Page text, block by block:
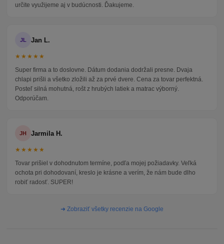
určite využijeme aj v budúcnosti. Ďakujeme.
JL Jan L.
★★★★★
Super firma a to doslovne. Dátum dodania dodržali presne. Dvaja
chlapi prišli a všetko zložili až za prvé dvere. Cena za tovar perfektná.
Posteľ silná mohutná, rošt z hrubých latiek a matrac výborný.
Odporúčam.
JH Jarmila H.
★★★★★
Tovar prišiel v dohodnutom termíne, podľa mojej požiadavky. Veľká
ochota pri dohodovaní, kreslo je krásne a verím, že nám bude dlho
robiť radosť. SUPER!
➜ Zobraziť všetky recenzie na Google